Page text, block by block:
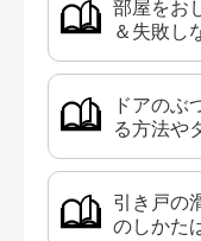
部屋をお
＆失敗し
ドアの
る方法や
引き戸の
のしかた